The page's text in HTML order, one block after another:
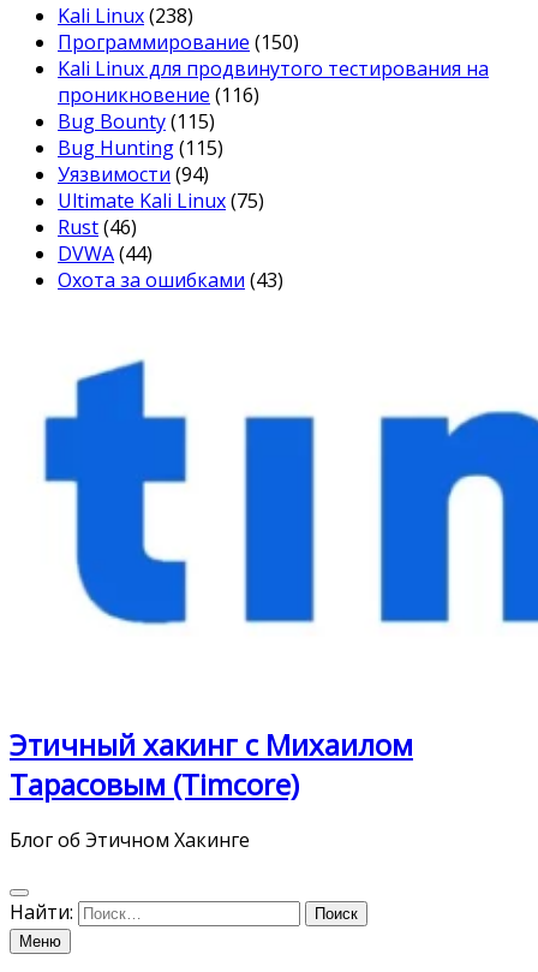
Kali Linux(238)
Программирование (150)
Kali Linux для продвинутого тестирования на
проникновение (116)
Bug Bounty(115)
Bug Hunting(115)
Уязвимости (94)
Ultimate Kali Linux(75)
Rust(46)
DVWA(44)
Охота за ошибками (43)
Этичный хакинг с Михаилом
Тарасовым (Timcore)
Блог об Этичном Хакинге
Найти:
Меню